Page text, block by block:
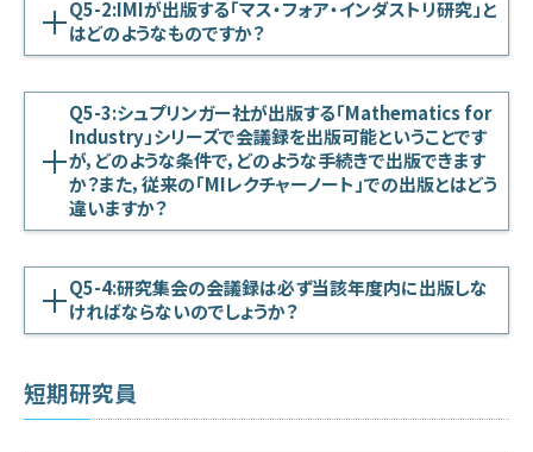
Q5-2:IMIが出版する「マス・フォア・インダストリ研究」と
はどのようなものですか？
Q5-3:シュプリンガー社が出版する「Mathematics for
Industry」シリーズで会議録を出版可能ということです
が，どのような条件で，どのような手続きで出版できます
か？また，従来の「MIレクチャーノート」での出版とはどう
違いますか？
Q5-4:研究集会の会議録は必ず当該年度内に出版しな
ければならないのでしょうか？
短期研究員